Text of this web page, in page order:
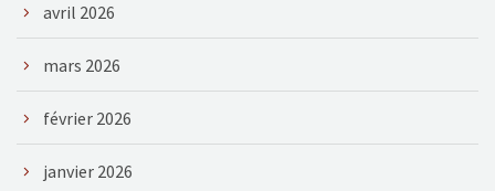
avril 2026
mars 2026
février 2026
janvier 2026